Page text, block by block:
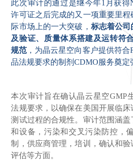
此次审计的通过是继今年1月获
许可证之后完成的又一项重要里
际市场上的一大突破， 标志着公司
及验证、质量体系搭建及运转符
规范，为晶云星空向客户提供符
品法规要求的制剂CDMO服务奠定
本次审计旨在确认晶云星空GMP
法规要求，以确保在美国开展临
测试过程的合规性。审计范围涵
和设备，污染和交叉污染防控，
制，供应商管理，培训，确认和
评估等方面。